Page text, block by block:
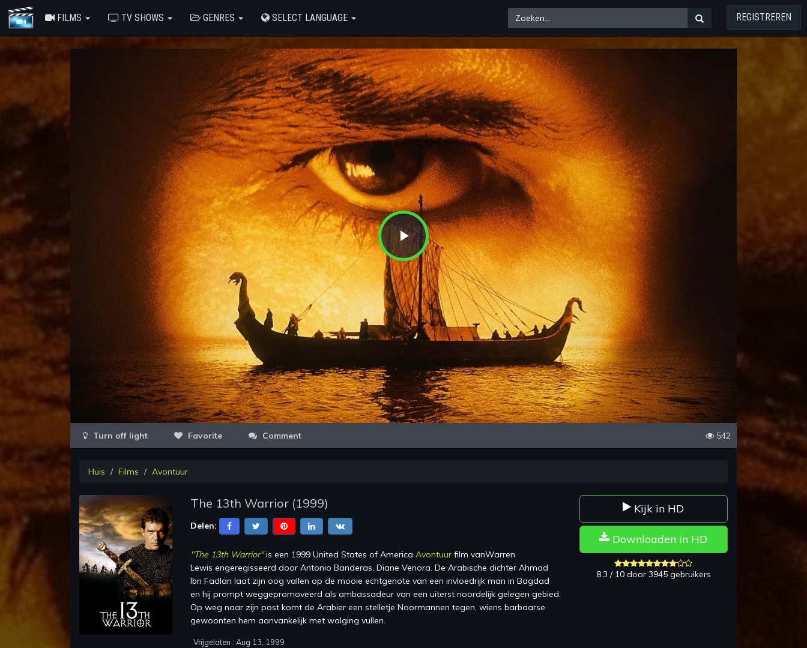
FILMS TV SHOWS GENRES SELECT LANGUAGE REGISTREREN
Play
Video
Favorite Comment 542
Huis Films Avontuur
The 13th Warrior (1999)
Delen:
"The 13th Warrior"is een 1999 United States of America Avontuur film vanWarren
Lewis engeregisseerd door Antonio Banderas, Diane Venora. De Arabische dichter Ahmad
Ibn Fadlan laat zijn oog vallen op de mooie echtgenote van een invloedrijk man in Bagdad
en hij prompt weggepromoveerd als ambassadeur van een uiterst noordelijk gelegen gebied.
Op weg naar zijn post komt de Arabier een stelletje Noormannen tegen, wiens barbaarse
gewoonten hem aanvankelijk met walging vullen.
Vrijgelaten : Aug 13, 1999
Kijk in HD
Downloaden in HD
8.3 / 10 door 3945 gebruikers